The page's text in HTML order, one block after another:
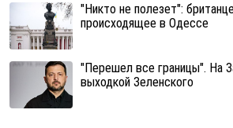
"Никто не полезет":
происходящее в Одессе
"Перешел все границы". На
выходкой Зеленского